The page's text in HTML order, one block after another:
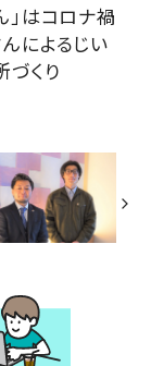
」はコロナ禍
によるじい
くり